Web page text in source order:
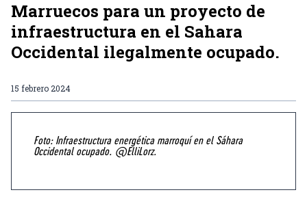
Marruecos para un proyecto de
infraestructura en el Sahara
Occidental ilegalmente ocupado.
15 febrero 2024
Foto: Infraestructura energética marroquí en el Sáhara
Occidental ocupado. @ElliLorz.